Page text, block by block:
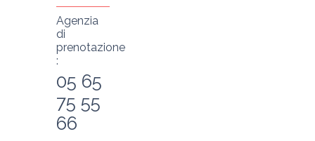
Agenzia
di
prenotazione
:
05 65
75 55
66